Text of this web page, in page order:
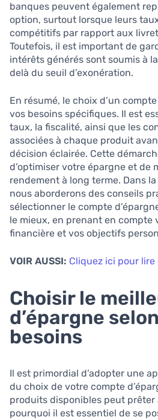
banques peuvent également
option, surtout lorsque leurs
compétitifs par rapport aux
Toutefois, il est important de
intérêts générés sont soumis à la
delà du seuil d’exonération.
En résumé, le choix d’un
vos besoins spécifiques. Il est
taux, la fiscalité, ainsi que les
associées à chaque produit
décision éclairée. Cette
d’optimiser votre épargne et de
rendement à long terme. Dans
nous aborderons des conseils
sélectionner le compte
le mieux, en prenant en compte
financière et vos objectifs
VOIR AUSSI: Cliquez ici pour
Choisir le
d’épargne
besoins
Il est primordial d’adopter une
du choix de votre compte
produits disponibles peut prêter
pourquoi il est essentiel de se